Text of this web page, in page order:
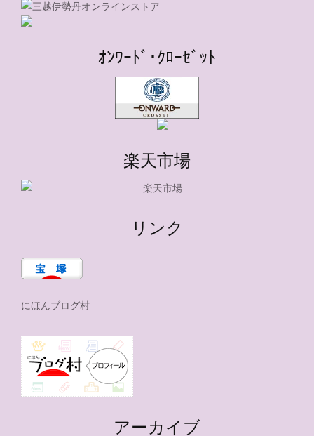
ｵﾝﾜｰﾄﾞ･ｸﾛｰｾﾞｯﾄ
楽天市場
リンク
にほんブログ村
アーカイブ